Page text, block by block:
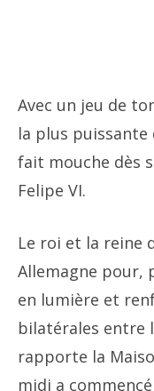
Avec un jeu de
la plus puissante
fait mouche dès
Felipe VI.
Le roi et la reine
Allemagne pour,
en lumière et
bilatérales entre
rapporte la
midi a